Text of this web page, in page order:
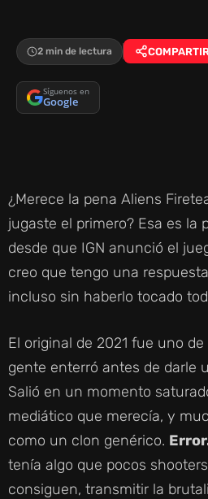
2 min de lectura
Síguenos en
Google
¿Merece la pena Aliens
jugaste el primero? Esa es la
desde que IGN anunció el
creo que tengo una
incluso sin haberlo tocado
El original de 2021 fue uno
gente enterró antes de darle
Salió en un momento
mediático que merecía, y
como un clon genérico.
tenía algo que pocos
consiguen, transmitir la